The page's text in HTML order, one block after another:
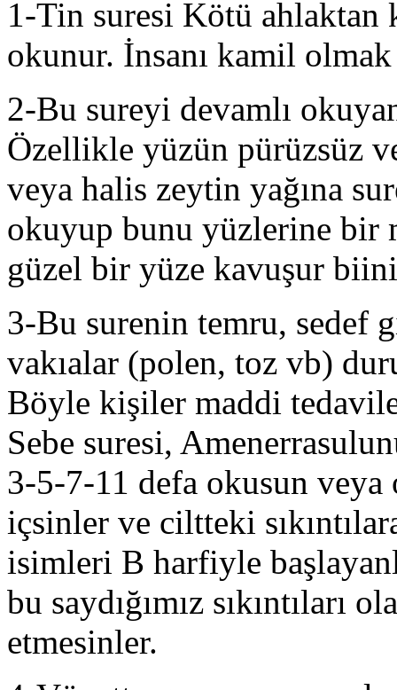
1-Tin suresi Kötü
okunur. İnsanı kamil
2-Bu sureyi devamlı
Özellikle yüzün pürüzsüz
veya halis zeytin yağına
okuyup bunu yüzlerine bir
güzel bir yüze kavuşur
3-Bu surenin temru, sedef
vakıalar (polen, toz vb)
Böyle kişiler maddi
Sebe suresi,
3-5-7-11 defa okusun
içsinler ve ciltteki
isimleri B harfiyle
bu saydığımız sıkıntıları
etmesinler.